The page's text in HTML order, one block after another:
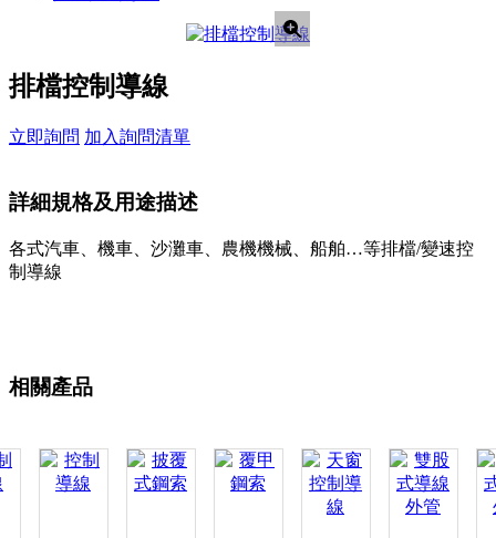
排檔控制導線
立即詢問 加入詢問清單
詳細規格及用途描述
各式汽車、機車、沙灘車、農機機械、船舶…等排檔/變速控
制導線
相關產品